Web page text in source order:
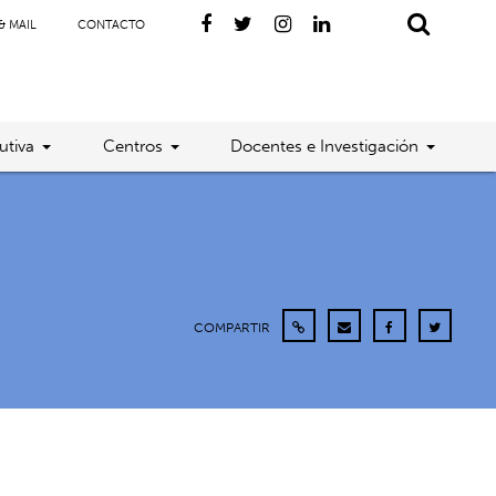
MAIL CONTACTO
Centros Docentes e Investigación
COMPARTIR